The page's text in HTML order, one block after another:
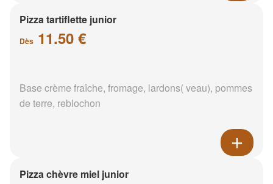
Pizza tartiflette junior
Dès 11.50 €
Base crème fraîche, fromage, lardons( veau), pommes
de terre, reblochon
Pizza chèvre miel junior